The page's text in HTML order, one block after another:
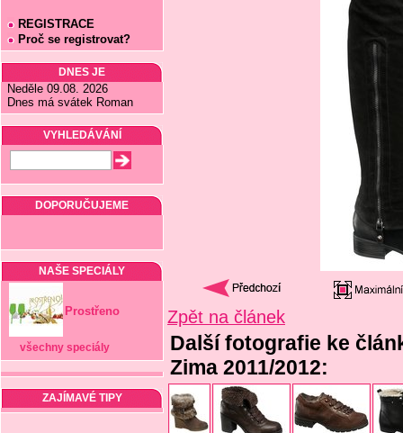
REGISTRACE
Proč se registrovat?
DNES JE
Neděle 09.08. 2026
Dnes má svátek Roman
VYHLEDÁVÁNÍ
DOPORUČUJEME
NAŠE SPECIÁLY
Prostřeno
všechny speciály
ZAJÍMAVÉ TIPY
Zpět na článek
Další fotografie ke
Zima 2011/2012: